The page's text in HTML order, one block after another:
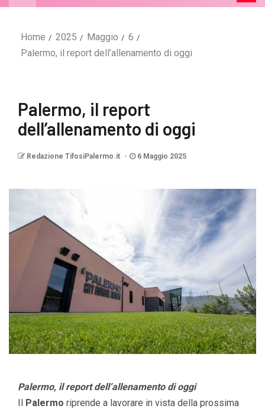
Home 2025 Maggio
6
Palermo, il report dell’allenamento di oggi
Palermo, il report
dell’allenamento di oggi
Redazione TifosiPalermo.it 6 Maggio 2025
Palermo, il report dell’allenamento di oggi
Il Palermo riprende a lavorare in vista della prossima